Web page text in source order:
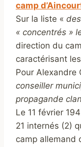
camp
Sur la liste «
« concentrés »
direction du
caractérisant
Pour Alexandre
conseiller
propagande
Le 11 février
21 internés (2)
camp allemand